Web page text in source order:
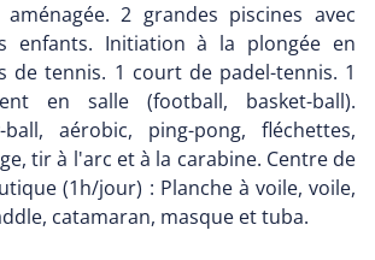
2 grandes piscines avec
enfants. Initiation à la plongée en
de tennis. 1 court de padel-tennis. 1
en salle (football, basket-ball).
ball, aérobic, ping-pong, fléchettes,
tir à l'arc et à la carabine. Centre de
(1h/jour) : Planche à voile, voile,
catamaran, masque et tuba.